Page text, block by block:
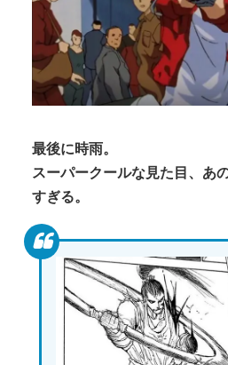
最後に時雨。
スーパークールな見た目、あ
すぎる。